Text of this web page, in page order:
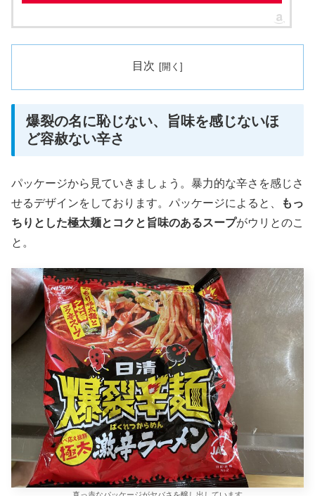
目次
爆裂の名に恥じない、旨味を感じないほ
ど容赦ない辛さ
パッケージから見ていきましょう。暴力的な辛さを感じさ
せるデザインをしております。パッケージによると、
もっ
ちりとした極太麺とコクと旨味のあるスープがウリとのこ
と。